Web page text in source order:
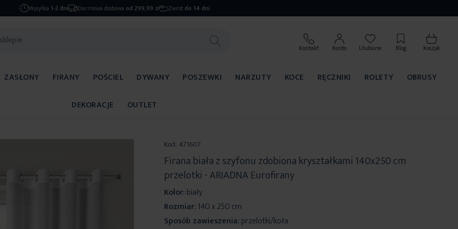
Wysyłka 1-2 dni Darmowa dostawa od 299,99 zł Zwrot do 14 dni
Kontakt Konto Ulubione Blog Koszyk
ZASŁONY FIRANY POŚCIEL DYWANY POSZEWKI NARZUTY KOCE RĘCZNIKI ROLETY
OBRUSY
DEKORACJE
OUTLET
Kod: 471607
Firana biała z szyfonu zdobiona kryształkami 140x250 cm
przelotki - ARIADNA Eurofirany
Kolor:biały
Rozmiar:140 x 250 cm
Sposób zawieszenia:przelotki/koła